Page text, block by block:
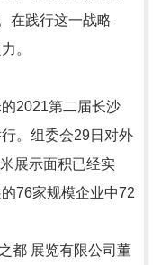
在践行这一战略
。
2021第二届长沙
。组委会29日对外
展示面积已经实
76家规模企业中72
都 展览有限公司董